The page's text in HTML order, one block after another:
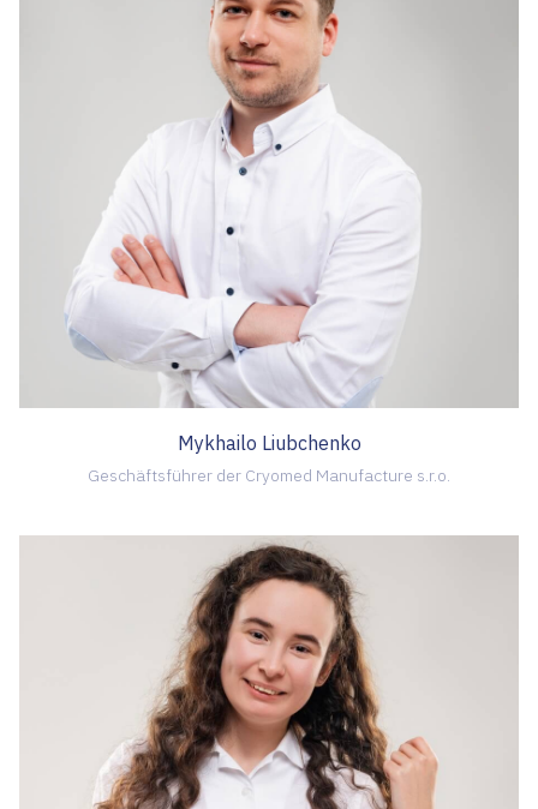
Mykhailo Liubchenko
Geschäftsführer der Cryomed Manufacture s.r.o.